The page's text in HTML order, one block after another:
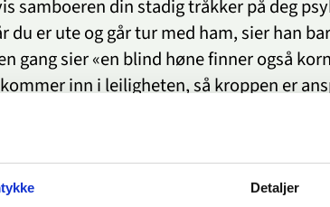
Detaljer
samboeren din stadig tråkker på deg
du er ute og går tur med ham, sier han
gang sier «en blind høne finner også
inn i leiligheten, så kroppen er
å puste for høyt og gruer meg til å gå
dette. Kan jeg få et råd?